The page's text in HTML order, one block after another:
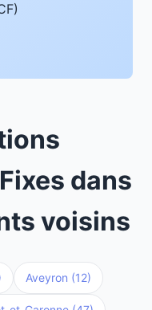
dans
voisins
Aveyron (12)